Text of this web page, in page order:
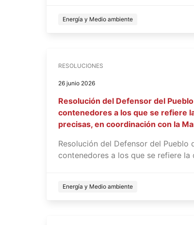
Energía y Medio ambiente
RESOLUCIONES
26 junio 2026
Resolución del Defensor del
contenedores a los que se refiere
precisas, en coordinación con la
Resolución del Defensor del
contenedores a los que se refiere
Energía y Medio ambiente